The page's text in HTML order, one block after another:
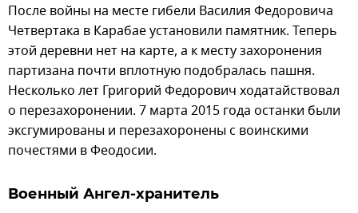
После войны на месте гибели Василия Федоровича
Четвертака в Карабае установили памятник. Теперь
этой деревни нет на карте, а к месту захоронения
партизана почти вплотную подобралась пашня.
Несколько лет Григорий Федорович ходатайствовал
о перезахоронении. 7 марта 2015 года останки были
эксгумированы и перезахоронены с воинскими
почестями в Феодосии.
Военный Ангел-хранитель